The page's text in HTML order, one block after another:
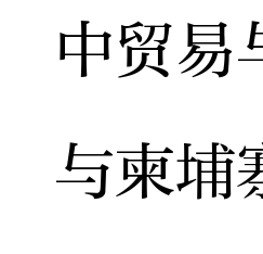
中贸易
与柬埔